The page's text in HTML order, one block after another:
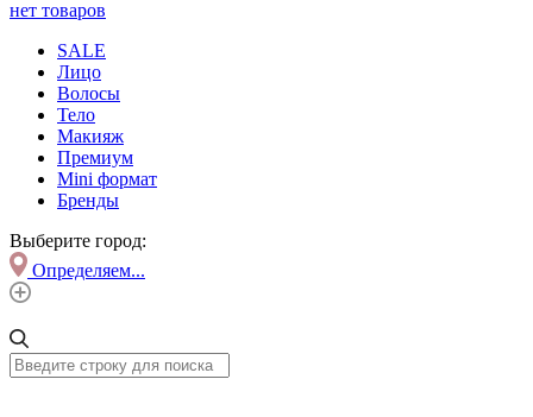
нет товаров
SALE
Лицо
Волосы
Тело
Макияж
Премиум
Mini формат
Бренды
Выберите город:
Определяем...